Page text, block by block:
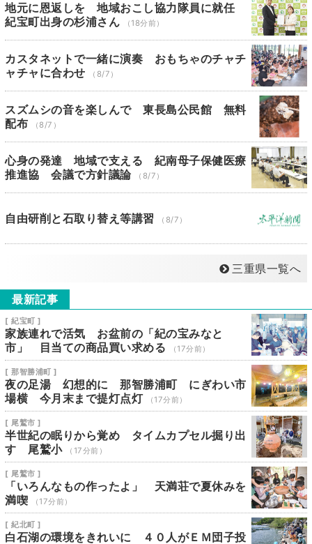
地元に恩返しを 地域おこし協力隊員に就任
紀宝町出身の杉浦さん
（18分前）
カスタネットで一緒に演奏 おもちゃのチャチ
ャチャに合わせ
（8/7）
スズムシの音を楽しんで 東長島公民館 無料
配布
（8/7）
心身の発達 地域で支える 紀南母子保健医療
推進協 会議で方針議論
（8/7）
自由研削と石取り替え等講習 （8/7）
三重県一覧へ
最新記事
[ 紀宝町 ]
家族連れで活気 お盆前の「紀の宝みなと
市」 目当ての商品買い求める
（17分前）
[ 那智勝浦町 ]
夜の足湯 幻想的に 那智勝浦町 にぎわい市
場横 今月末まで提灯点灯
（17分前）
[ 尾鷲市 ]
半世紀の眠りから覚め タイムカプセル掘り出
す 尾鷲小
（17分前）
[ 尾鷲市 ]
「いろんなもの作ったよ」 天満荘で夏休みを
満喫
（17分前）
[ 紀北町 ]
白石湖の環境をきれいに ４０人がＥＭ団子投